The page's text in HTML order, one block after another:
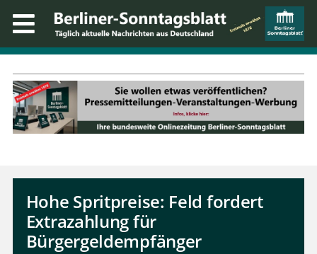
Hohe Spritpreise: Feld fordert
Extrazahlung für
Bürgergeldempfänger